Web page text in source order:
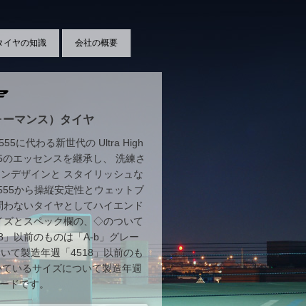
イヤの知識 会社の概要
マンス）タイヤ
に代わる新世代の Ultra High
エッセンスを継承し、 洗練さ
デザインと スタイリッシュな
から操縦安定性とウェットブ
ないタイヤとしてハイエンド
ズとスペック欄の、◇のついて
以前のものは「A-b」グレー
て製造年週「4518」以前のも
いるサイズについて製造年週
ドです。